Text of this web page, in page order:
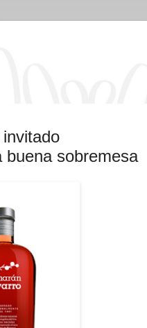
buena sobremesa